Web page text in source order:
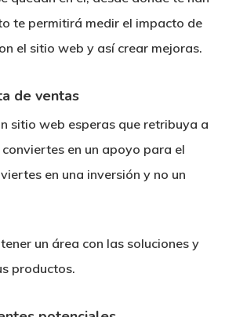
te permitirá medir el impacto de
el sitio web y así crear mejoras.
de ventas
sitio web esperas que retribuya a
en un apoyo para el
en una inversión y no un
un área con las soluciones y
productos.